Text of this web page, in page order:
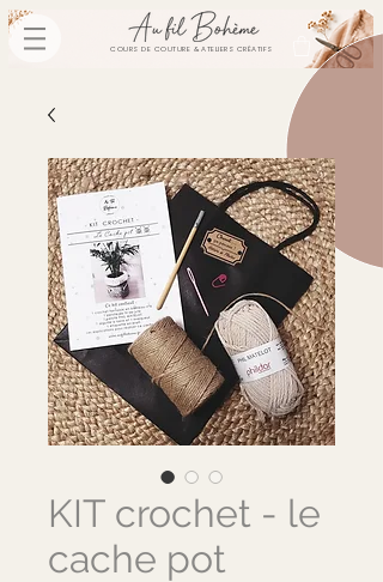
COURS DE COUTURE & ATELIERS CRÉATIFS
KIT crochet - le
cache pot